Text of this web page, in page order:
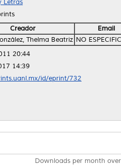
Letras
Creador
Email
Thelma Beatriz NO
20:44
14:39
id/eprint/732
Downloads per month